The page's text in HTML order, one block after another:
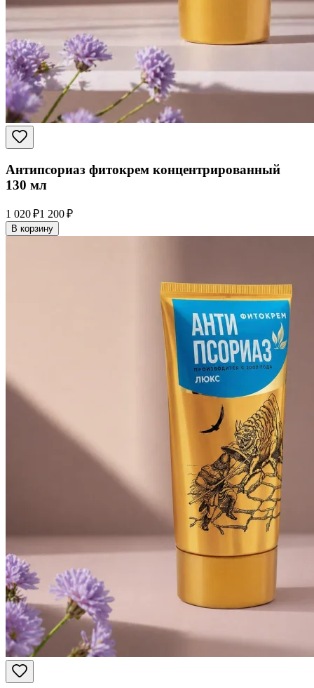
Антипсориаз фитокрем концентрированный
130 мл
1 020 ₽1 200 ₽
В корзину